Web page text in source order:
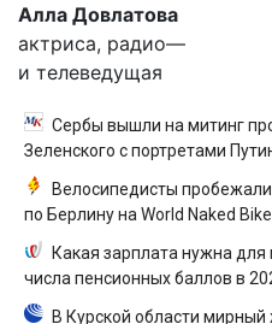
Алла Довлатова
актриса, радио—
и телеведущая
Сербы вышли на митинг
Зеленского с портретами
Велосипедисты
по Берлину на World Naked
Какая зарплата нужна
числа пенсионных баллов в
В Курской области мирный